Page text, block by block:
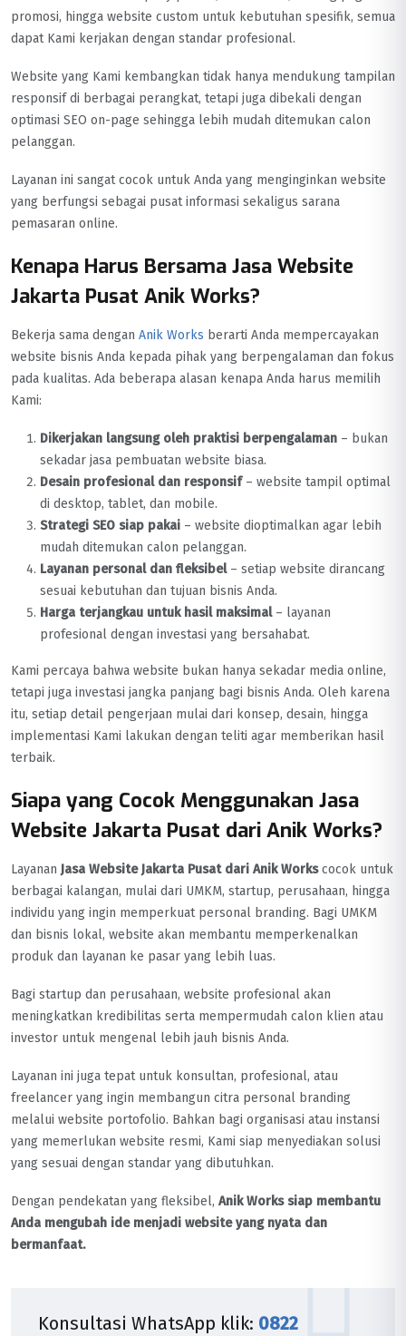
promosi, hingga website custom untuk kebutuhan spesifik, semua
dapat Kami kerjakan dengan standar profesional.
Website yang Kami kembangkan tidak hanya mendukung tampilan
responsif di berbagai perangkat, tetapi juga dibekali dengan
optimasi SEO on-page sehingga lebih mudah ditemukan calon
pelanggan.
Layanan ini sangat cocok untuk Anda yang menginginkan website
yang berfungsi sebagai pusat informasi sekaligus sarana
pemasaran online.
Kenapa Harus Bersama Jasa Website
Jakarta Pusat Anik Works?
Bekerja sama dengan Anik Works berarti Anda mempercayakan
website bisnis Anda kepada pihak yang berpengalaman dan fokus
pada kualitas. Ada beberapa alasan kenapa Anda harus memilih
Kami:
Dikerjakan langsung oleh praktisi berpengalaman – bukan
sekadar jasa pembuatan website biasa.
Desain profesional dan responsif– website tampil optimal
di desktop, tablet, dan mobile.
Strategi SEO siap pakai – website dioptimalkan agar lebih
mudah ditemukan calon pelanggan.
Layanan personal dan fleksibel– setiap website dirancang
sesuai kebutuhan dan tujuan bisnis Anda.
Harga terjangkau untuk hasil maksimal– layanan
profesional dengan investasi yang bersahabat.
Kami percaya bahwa website bukan hanya sekadar media online,
tetapi juga investasi jangka panjang bagi bisnis Anda. Oleh karena
itu, setiap detail pengerjaan mulai dari konsep, desain, hingga
implementasi Kami lakukan dengan teliti agar memberikan hasil
terbaik.
Siapa yang Cocok Menggunakan Jasa
Website Jakarta Pusat dari Anik Works?
Layanan Jasa Website Jakarta Pusat dari Anik Workscocok untuk
berbagai kalangan, mulai dari UMKM, startup, perusahaan, hingga
individu yang ingin memperkuat personal branding. Bagi UMKM
dan bisnis lokal, website akan membantu memperkenalkan
produk dan layanan ke pasar yang lebih luas.
Bagi startup dan perusahaan, website profesional akan
meningkatkan kredibilitas serta mempermudah calon klien atau
investor untuk mengenal lebih jauh bisnis Anda.
Layanan ini juga tepat untuk konsultan, profesional, atau
freelancer yang ingin membangun citra personal branding
melalui website portofolio. Bahkan bagi organisasi atau instansi
yang memerlukan website resmi, Kami siap menyediakan solusi
yang sesuai dengan standar yang dibutuhkan.
Dengan pendekatan yang fleksibel, Anik Works siap membantu
Anda mengubah ide menjadi website yang nyata dan
bermanfaat.
Konsultasi WhatsApp klik: 0822